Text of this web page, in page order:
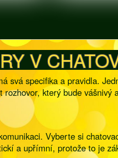
V
svá specifika a pravidla.
který bude vášnivý
Vyberte si
a upřímní, protože to je